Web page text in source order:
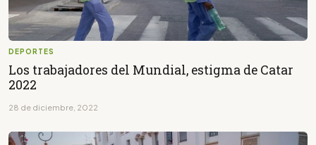
DEPORTES
Los trabajadores del Mundial, estigma de Catar
2022
28 de diciembre, 2022